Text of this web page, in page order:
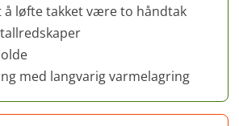
å løfte takket være to håndtak
med langvarig varmelagring